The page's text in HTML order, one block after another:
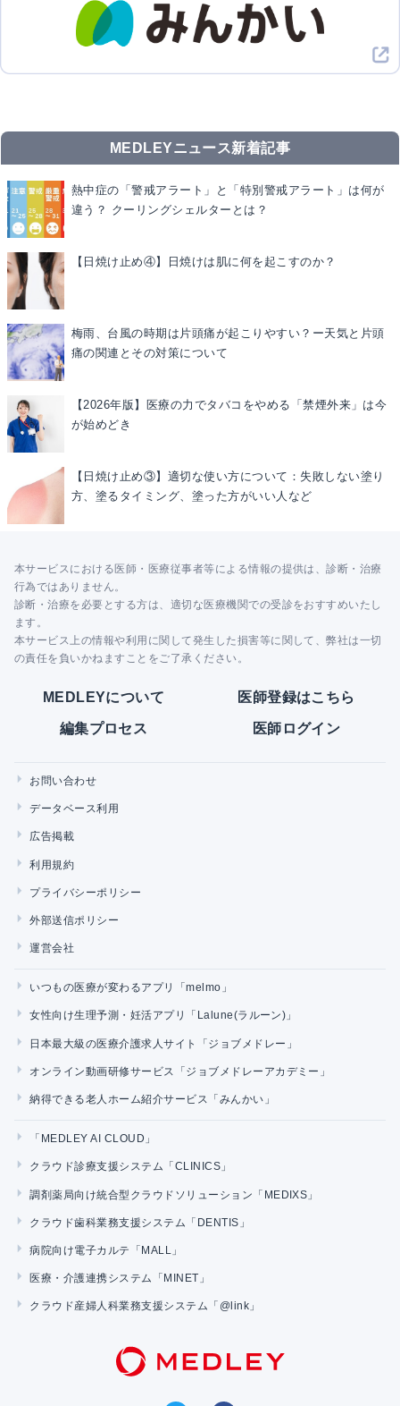
MEDLEYニュース新着記事
熱中症の「警戒アラート」と「特別警戒アラート」は何が
違う？ クーリングシェルターとは？
【日焼け止め④】日焼けは肌に何を起こすのか？
梅雨、台風の時期は片頭痛が起こりやすい？ー天気と片頭
痛の関連とその対策について
【2026年版】医療の力でタバコをやめる「禁煙外来」は今
が始めどき
【日焼け止め③】適切な使い方について：失敗しない塗り
方、塗るタイミング、塗った方がいい人など
本サービスにおける医師・医療従事者等による情報の提供は、診断・治療
行為ではありません。
診断・治療を必要とする方は、適切な医療機関での受診をおすすめいたし
ます。
本サービス上の情報や利用に関して発生した損害等に関して、弊社は一切
の責任を負いかねますことをご了承ください。
MEDLEYについて 医師登録はこちら
編集プロセス 医師ログイン
お問い合わせ
データベース利用
広告掲載
利用規約
プライバシーポリシー
外部送信ポリシー
運営会社
いつもの医療が変わるアプリ「melmo」
女性向け生理予測・妊活アプリ「Lalune(ラルーン)」
日本最大級の医療介護求人サイト「ジョブメドレー」
オンライン動画研修サービス「ジョブメドレーアカデミー」
納得できる老人ホーム紹介サービス「みんかい」
「MEDLEY AI CLOUD」
クラウド診療支援システム「CLINICS」
調剤薬局向け統合型クラウドソリューション「MEDIXS」
クラウド歯科業務支援システム「DENTIS」
病院向け電子カルテ「MALL」
医療・介護連携システム「MINET」
クラウド産婦人科業務支援システム「@link」